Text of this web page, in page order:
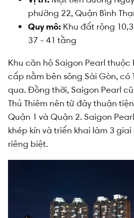
phường 22, Quận Bình
Quy mô: Khu đất rộng
37 - 41 tầng
Khu căn hộ Saigon Pearl
cấp nằm bên sông Sài Gòn, có
qua. Đồng thời, Saigon Pearl
Thủ Thiêm nên từ đây thuận
Quận 1 và Quận 2. Saigon
khép kín và triển khai làm 3
riêng biệt.